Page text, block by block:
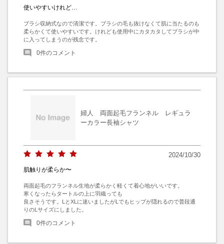
使いやすいけれど…
ブラシ収納式なので清潔です。ブラシの毛も抜けなくて肌に当たるのも
柔らかくて使いやすいです。けれども使用中にカタカタしてブラシが中
に入ってしまうのが残念です。
0件のコメント
婦人 両面起毛フランネル レギュラ
ーカラー長袖シャツ
2024/10/30
肌触りが柔らか〜
両面起毛のフランネル生地が柔らかく軽くて着心地がいいです。
寒くなったらタートルの上に羽織っても
良さそうです。LとXLに迷いましたがLでもヒップが隠れるので普段通
りのLサイズにしました。
0件のコメント